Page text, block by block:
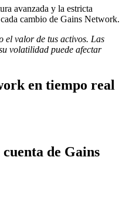
avanzada y la estricta
cambio de Gains Network.
el valor de tus activos. Las
volatilidad puede afectar
en tiempo real
de Gains